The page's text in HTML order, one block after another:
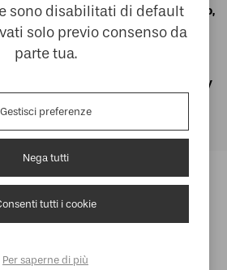
Borsa
Wellness
(accappatoio,
tela sauna,
Family & Pet friendly
sono disabilitati di default
solo previo consenso da
parte tua.
Gestisci preferenze
Nega tutti
tutti i cookie
Per saperne di più